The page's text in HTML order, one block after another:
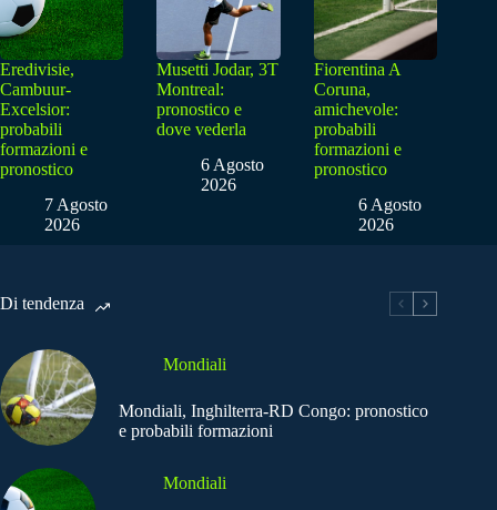
Eredivisie,
Cambuur-
Excelsior:
probabili
formazioni e
pronostico
7 Agosto
2026
Musetti Jodar, 3T
Montreal:
pronostico e
dove vederla
6 Agosto
2026
Fiorentina A
Coruna,
amichevole:
probabili
formazioni e
pronostico
6 Agosto
2026
Di tendenza
Mondiali
Mondiali, Inghilterra-RD Congo: pronostico
e probabili formazioni
Mondiali